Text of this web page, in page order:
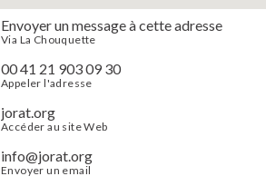
Envoyer un message à cette adresse
Via La Chouquette
00 41 21 903 09 30
Appeler l'adresse
jorat.org
Accéder au site Web
info@jorat.org
Envoyer un email